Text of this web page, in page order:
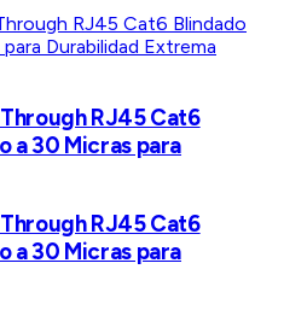
RJ45 Cat6
a 30 Micras para
RJ45 Cat6
a 30 Micras para